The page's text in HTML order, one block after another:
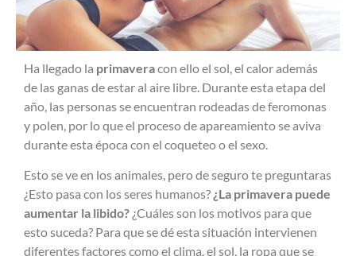
Ha llegado la primaveracon ello el sol, el calor además
de las ganas de estar al aire libre. Durante esta etapa del
año, las personas se encuentran rodeadas de feromonas
y polen, por lo que el proceso de apareamiento se aviva
durante esta época con el coqueteo o el sexo.
Esto se ve en los animales, pero de seguro te preguntaras
¿Esto pasa con los seres humanos? ¿La primavera puede
aumentar la libido? ¿Cuáles son los motivos para que
esto suceda? Para que se dé esta situación intervienen
diferentes factores como el clima, el sol, la ropa que se